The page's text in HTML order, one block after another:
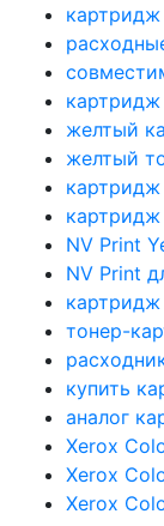
картридж
желтый
желтый
картридж
картридж
NV Print
NV Print
тонер-
купить
аналог
Xerox
Xerox
Xerox